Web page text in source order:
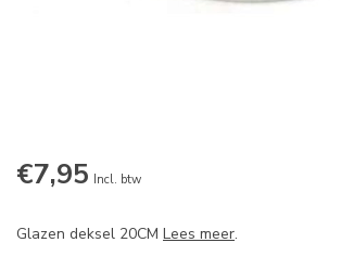
€7,95 Incl. btw
Glazen deksel 20CM Lees meer.